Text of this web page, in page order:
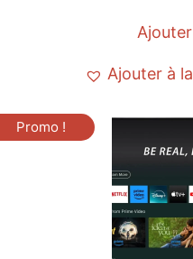
Ajouter à
Promo !